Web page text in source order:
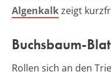
Algenkalkzeigt
Buchsbaum-
Rollen sich an den